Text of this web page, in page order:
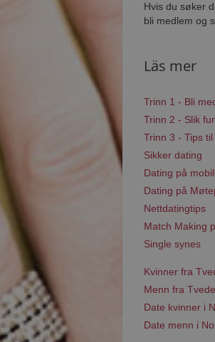
Hvis du søker
bli medlem og
Läs mer
Trinn 1 - Bli
Trinn 2 - Slik
Trinn 3 - Tips
Sikker dating
Dating på
Dating på
Nettdatingtips
Match Making
Single synes
Kvinner fra
Menn fra
Date kvinner i
Date menn i